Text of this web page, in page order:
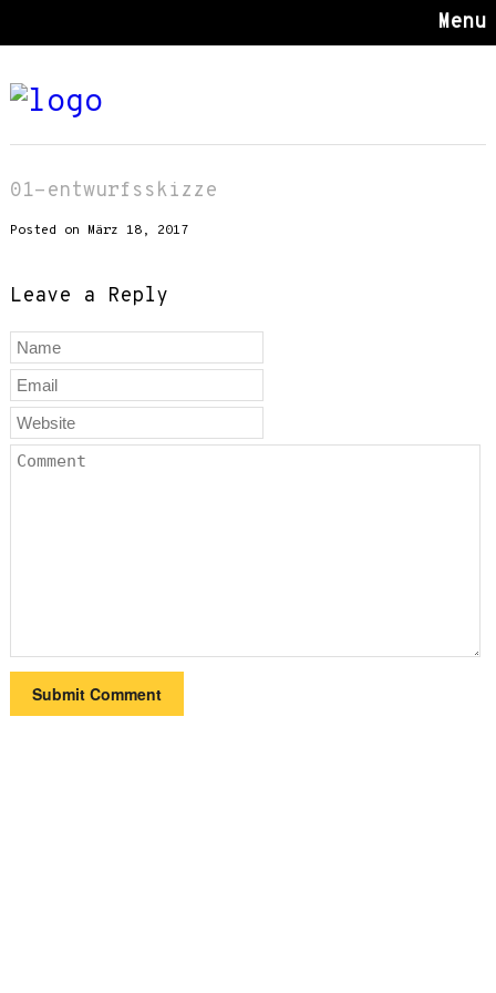
Menu
01-entwurfsskizze
Posted on März 18, 2017
Leave a Reply